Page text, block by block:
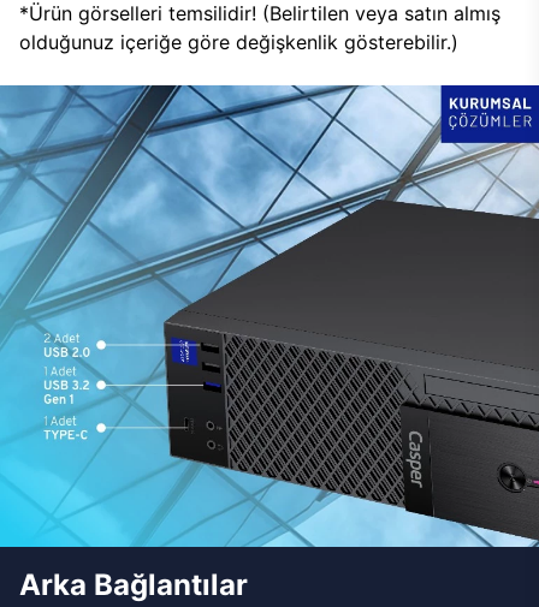
*Ürün görselleri temsilidir! (Belirtilen veya satın almış
olduğunuz içeriğe göre değişkenlik gösterebilir.)
Arka Bağlantılar